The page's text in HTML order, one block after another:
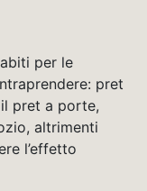
per le
pret
pret a porte,
altrimenti
l’effetto